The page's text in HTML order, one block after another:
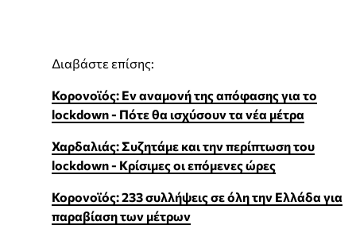
Διαβάστε επίσης:
Κορονοϊός: Εν αναμονή της απόφασης για το
lockdown - Πότε θα ισχύσουν τα νέα μέτρα
Χαρδαλιάς: Συζητάμε και την περίπτωση του
lockdown - Kρίσιμες οι επόμενες ώρες
Κορονοϊός: 233 συλλήψεις σε όλη την Ελλάδα για
παραβίαση των μέτρων